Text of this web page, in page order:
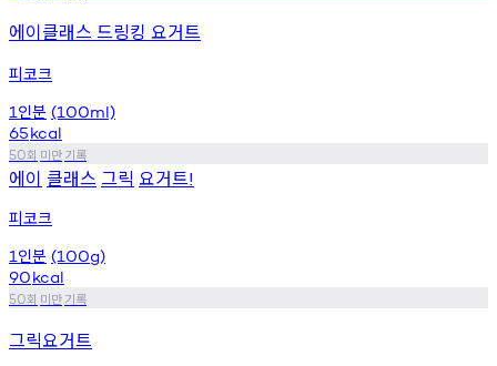
에이클래스 드링킹 요거트
피코크
1 인분 (100ml)
65kcal
50회 미만기록
에이 클래스 그릭 요거트!
피코크
1 인분 (100g)
90kcal
50회 미만기록
그릭요거트